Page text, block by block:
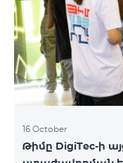
16 October
Թիմը DigiTec-ի